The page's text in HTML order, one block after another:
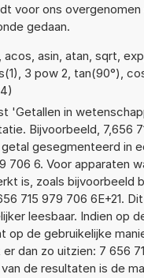
voor ons
gedaan.
asin, atan, sqrt,
3 pow 2, tan(90°),
'Getallen in
Bijvoorbeeld, 7,656
gesegmenteerd in
706 6. Voor apparaten
is, zoals bijvoorbeeld
715 979 706 6E+21.
leesbaar. Indien op
de gebruikelijke
dan zo uitzien: 7 656
de resultaten is de